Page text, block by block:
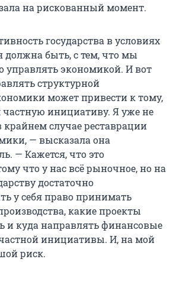
на рискованный момент.
государства в условиях
должна быть, с тем, что мы
управлять экономикой. И вот
структурной
может привести к тому,
инициативу. Я уже не
крайнем случае реставрации
— высказала она
— Кажется, что это
что у нас всё рыночное, но на
достаточно
у себя право принимать
какие проекты
и куда направлять финансовые
инициативы. И, на мой
риск.